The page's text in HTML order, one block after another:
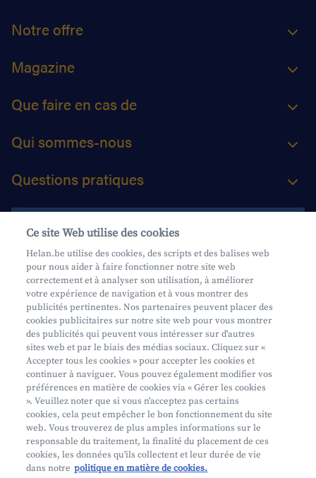
Notre offre
Magazine
Que faire en cas de
Qui sommes-nous
Questions pratiques
Contactez-nous
Aide et contact
Planifiez un entretien personnalisé
Où nous trouver
Mifid
Privacy
Info juridique
Ce site Web utilise des cookies
Helan.be utilise des cookies, des scripts et des balises web
pour nous aider à faire fonctionner notre site web
correctement et à analyser son utilisation, à améliorer
votre expérience de navigation et à vous montrer des
publicités pertinentes. Nos partenaires peuvent placer des
cookies publicitaires sur notre site web pour vous montrer
des publicités qui peuvent vous intéresser sur d'autres
sites web et par le biais des médias sociaux. Cliquez sur «
Accepter tous les cookies » pour accepter les cookies et
continuer à naviguer. Vous pouvez également modifier vos
préférences en matière de cookies via « Gérer les cookies
». Veuillez noter que si vous n'acceptez pas certains
cookies, cela peut empêcher le bon fonctionnement du site
web. Vous trouverez de plus amples informations sur le
responsable du traitement, la finalité du placement de ces
cookies, les données qu'ils collectent et leur durée de vie
dans notre politique en matière de cookies.